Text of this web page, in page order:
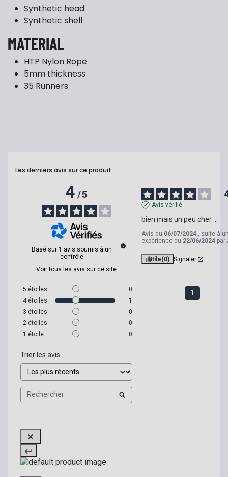
Synthetic head
Synthetic shell
MATERIAL
HTP Nylon Rope
5mm thickness
35 Runners
Les derniers avis sur ce produit
4/5
Basé sur 1 avis soumis à un
contrôle
Voir tous les avis sur ce site
5 étoiles
0
4 étoiles
1
3 étoiles
0
2 étoiles
0
1 étoile 0
Trier les avis
Avis vérifié
bien mais un peu cher ...
Avis du 06/07/2024 , suite à
expérience du 22/06/2024 par
Utile(0) Signaler
1